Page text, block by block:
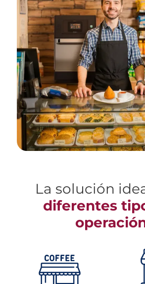
La solución
diferentes